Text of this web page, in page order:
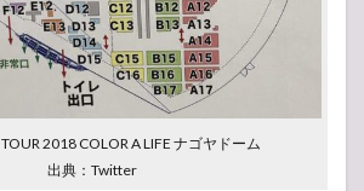
2018 COLOR A LIFE ナゴヤドーム
出典：Twitter